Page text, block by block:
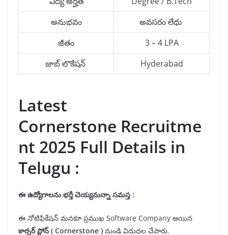
అనుభవం
అవసరం లేధు
జీతం
3 – 4 LPA
జాబ్ లొకేషన్
Hyderabad
Latest
Cornerstone Recruitme
nt 2025 Full Details in
Telugu :
ఈ ఉద్యోగాలను భర్తీ చెయ్యనున్నా సమస్త :
ఈ నోటిఫికేషన్ మనకూ ప్రముఖ Software Company అయిన
కార్నర్ స్టోన్ ( Cornerstone ) నుండి విదుదల చేసారు.